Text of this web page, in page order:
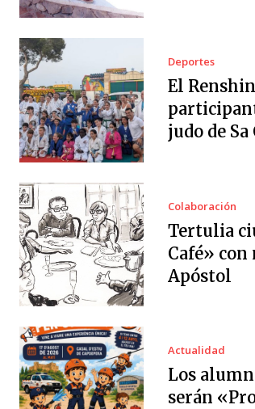
Deportes
El
judo de Sa
Colaboración
Tertulia
Café»
Apóstol
Actualidad
Los
serán